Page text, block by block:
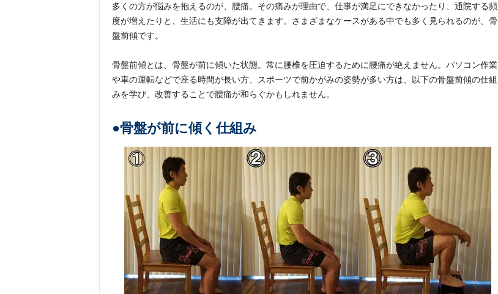
多くの方が悩みを抱えるのが、腰痛。その痛みが理由で、仕事が満足にできなかったり、通院する頻
度が増えたりと、生活にも支障が出てきます。さまざまなケースがある中でも多く見られるのが、骨
盤前傾です。
骨盤前傾とは、骨盤が前に傾いた状態。常に腰椎を圧迫するために腰痛が絶えません。パソコン作業
や車の運転などで座る時間が長い方、スポーツで前かがみの姿勢が多い方は、以下の骨盤前傾の仕組
みを学び、改善することで腰痛が和らぐかもしれません。
●骨盤が前に傾く仕組み